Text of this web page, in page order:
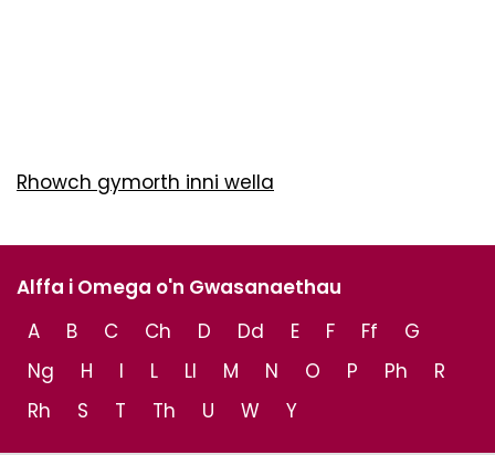
Rhowch gymorth inni wella
Alffa i Omega o'n Gwasanaethau
A
B C Ch D Dd E F Ff
G
Ng
H I L Ll M N O P Ph
R
Rh
S T Th U W Y